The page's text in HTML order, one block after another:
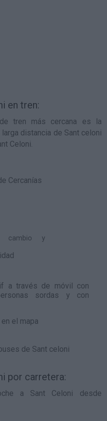
en tren:
tren más cercana es la
distancia de Sant celoni
Celoni.
Cercanías
cambio y
a través de móvil con
sordas y con
el mapa
por carretera:
a Sant Celoni desde